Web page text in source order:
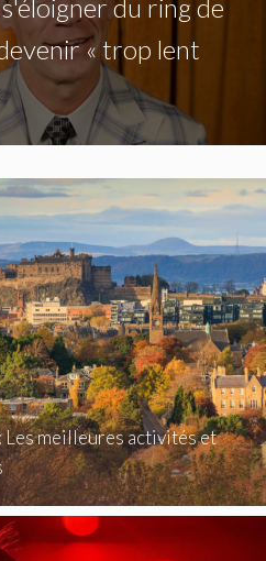
du ring de
« trop lent
Les meilleures activités et